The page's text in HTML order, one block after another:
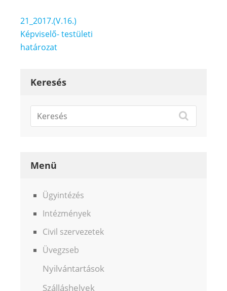
Bejegyzés
navigáció
21_2017.(V.16.)
Képviselő- testületi
határozat
Keresés
Menü
Ügyintézés
Intézmények
Civil szervezetek
Üvegzseb
Nyilvántartások
Szálláshelyek